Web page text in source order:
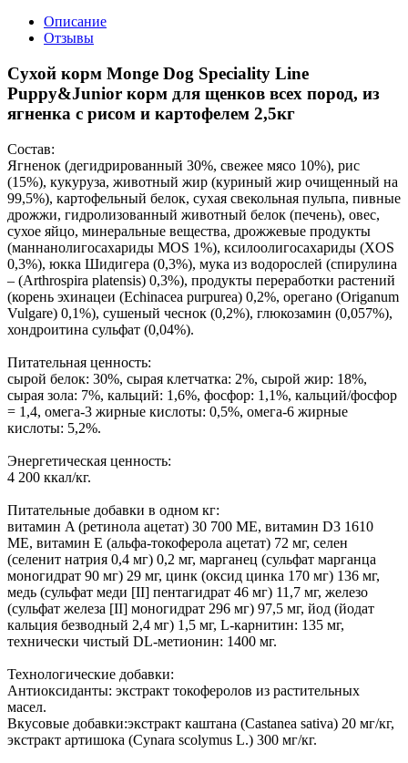
Описание
Отзывы
Cухой корм Monge Dog Speciality Line
Puppy&Junior корм для щенков всех пород, из
ягненка с рисом и картофелем 2,5кг
Состав:
Ягненок (дегидрированный 30%, свежее мясо 10%), рис
(15%), кукуруза, животный жир (куриный жир очищенный на
99,5%), картофельный белок, сухая свекольная пульпа, пивные
дрожжи, гидролизованный животный белок (печень), овес,
сухое яйцо, минеральные вещества, дрожжевые продукты
(маннанолигосахариды МОS 1%), ксилоолигосахариды (XOS
0,3%), юкка Шидигера (0,3%), мука из водорослей (спирулина
– (Arthrospira platensis) 0,3%), продукты переработки растений
(корень эхинацеи (Echinacea purpurea) 0,2%, орегано (Origanum
Vulgare) 0,1%), сушеный чеснок (0,2%), глюкозамин (0,057%),
хондроитина сульфат (0,04%).
Питательная ценность:
сырой белок: 30%, сырая клетчатка: 2%, сырой жир: 18%,
сырая зола: 7%, кальций: 1,6%, фосфор: 1,1%, кальций/фосфор
= 1,4, омега-3 жирные кислоты: 0,5%, омега-6 жирные
кислоты: 5,2%.
Энергетическая ценность:
4 200 ккал/кг.
Питательные добавки в одном кг:
витамин A (ретинола ацетат) 30 700 МЕ, витамин D3 1610
МЕ, витамин Е (альфа-токоферола ацетат) 72 мг, селен
(селенит натрия 0,4 мг) 0,2 мг, марганец (сульфат марганца
моногидрат 90 мг) 29 мг, цинк (оксид цинка 170 мг) 136 мг,
медь (сульфат меди [II] пентагидрат 46 мг) 11,7 мг, железо
(сульфат железа [II] моногидрат 296 мг) 97,5 мг, йод (йодат
кальция безводный 2,4 мг) 1,5 мг, L-карнитин: 135 мг,
технически чистый DL-метионин: 1400 мг.
Технологические добавки:
Антиоксиданты: экстракт токоферолов из растительных
масел.
Вкусовые добавки:экстракт каштана (Castanea sativa) 20 мг/кг,
экстракт артишока (Cynara scolymus L.) 300 мг/кг.